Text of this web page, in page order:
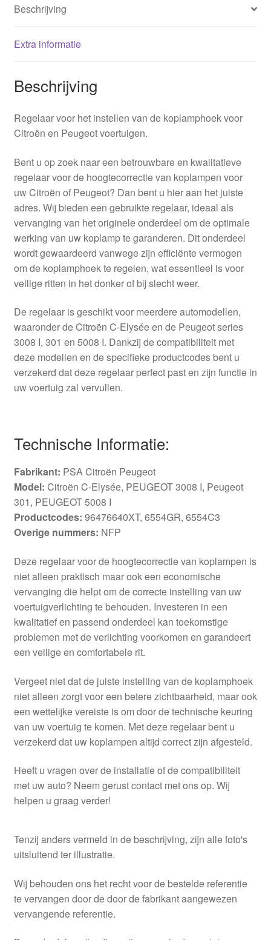
hoeveelheid
Beschrijving
Extra informatie
Beschrijving
Regelaar voor het instellen van de koplamphoek voor
Citroën en Peugeot voertuigen.
Bent u op zoek naar een betrouwbare en kwalitatieve
regelaar voor de hoogtecorrectie van koplampen voor
uw Citroën of Peugeot? Dan bent u hier aan het juiste
adres. Wij bieden een gebruikte regelaar, ideaal als
vervanging van het originele onderdeel om de optimale
werking van uw koplamp te garanderen. Dit onderdeel
wordt gewaardeerd vanwege zijn efficiënte vermogen
om de koplamphoek te regelen, wat essentieel is voor
veilige ritten in het donker of bij slecht weer.
De regelaar is geschikt voor meerdere automodellen,
waaronder de Citroën C-Elysée en de Peugeot series
3008 I, 301 en 5008 I. Dankzij de compatibiliteit met
deze modellen en de specifieke productcodes bent u
verzekerd dat deze regelaar perfect past en zijn functie in
uw voertuig zal vervullen.
Technische Informatie:
Fabrikant: PSA Citroën Peugeot
Model: Citroën C-Elysée, PEUGEOT 3008 I, Peugeot
301, PEUGEOT 5008 I
Productcodes: 96476640XT, 6554GR, 6554C3
Overige nummers: NFP
Deze regelaar voor de hoogtecorrectie van koplampen is
niet alleen praktisch maar ook een economische
vervanging die helpt om de correcte instelling van uw
voertuigverlichting te behouden. Investeren in een
kwalitatief en passend onderdeel kan toekomstige
problemen met de verlichting voorkomen en garandeert
een veilige en comfortabele rit.
Vergeet niet dat de juiste instelling van de koplamphoek
niet alleen zorgt voor een betere zichtbaarheid, maar ook
een wettelijke vereiste is om door de technische keuring
van uw voertuig te komen. Met deze regelaar bent u
verzekerd dat uw koplampen altijd correct zijn afgesteld.
Heeft u vragen over de installatie of de compatibiliteit
met uw auto? Neem gerust contact met ons op. Wij
helpen u graag verder!
Tenzij anders vermeld in de beschrijving, zijn alle foto's
uitsluitend ter illustratie.
Wij behouden ons het recht voor de bestelde referentie
te vervangen door de door de fabrikant aangewezen
vervangende referentie.